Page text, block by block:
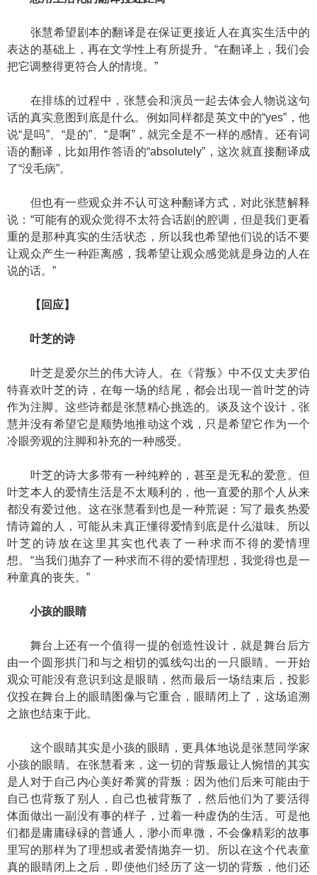
张慧希望剧本的翻译是在保证更接近人在真实生活中的
表达的基础上，再在文学性上有所提升。“在翻译上，我们会
把它调整得更符合人的情境。”
在排练的过程中，张慧会和演员一起去体会人物说这句
话的真实意图到底是什么。例如同样都是英文中的“yes”，他
说“是吗”、“是的”、“是啊”，就完全是不一样的感情。还有词
语的翻译，比如用作答语的“absolutely”，这次就直接翻译成
了“没毛病”。
但也有一些观众并不认可这种翻译方式，对此张慧解释
说：“可能有的观众觉得不太符合话剧的腔调，但是我们更看
重的是那种真实的生活状态，所以我也希望他们说的话不要
让观众产生一种距离感，我希望让观众感觉就是身边的人在
说的话。”
【回应】
叶芝的诗
叶芝是爱尔兰的伟大诗人。在《背叛》中不仅丈夫罗伯
特喜欢叶芝的诗，在每一场的结尾，都会出现一首叶芝的诗
作为注脚。这些诗都是张慧精心挑选的。谈及这个设计，张
慧并没有希望它是顺势地推动这个戏，只是希望它作为一个
冷眼旁观的注脚和补充的一种感受。
叶芝的诗大多带有一种纯粹的，甚至是无私的爱意。但
叶芝本人的爱情生活是不太顺利的，他一直爱的那个人从来
都没有爱过他。这在张慧看到也是一种荒诞：写了最炙热爱
情诗篇的人，可能从未真正懂得爱情到底是什么滋味。所以
叶芝的诗放在这里其实也代表了一种求而不得的爱情理
想。“当我们抛弃了一种求而不得的爱情理想，我觉得也是一
种童真的丧失。”
小孩的眼睛
舞台上还有一个值得一提的创造性设计，就是舞台后方
由一个圆形拱门和与之相切的弧线勾出的一只眼睛。一开始
观众可能没有意识到这是眼睛，然而最后一场结束后，投影
仪投在舞台上的眼睛图像与它重合，眼睛闭上了，这场追溯
之旅也结束于此。
这个眼睛其实是小孩的眼睛，更具体地说是张慧同学家
小孩的眼睛。在张慧看来，这一切的背叛最让人惋惜的其实
是人对于自己内心美好希冀的背叛：因为他们后来可能由于
自己也背叛了别人，自己也被背叛了，然后他们为了要活得
体面做出一副没有事的样子，过着一种虚伪的生活。可是他
们都是庸庸碌碌的普通人，渺小而卑微，不会像精彩的故事
里写的那样为了理想或者爱情抛弃一切。所以在这个代表童
真的眼睛闭上之后，即使他们经历了这一切的背叛，他们还